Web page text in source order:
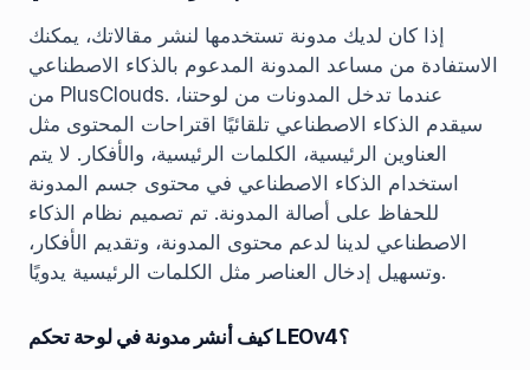
إذا كان لديك مدونة تستخدمها لنشر مقالاتك، يمكنك
الاستفادة من مساعد المدونة المدعوم بالذكاء الاصطناعي
من PlusClouds. عندما تدخل المدونات من لوحتنا،
سيقدم الذكاء الاصطناعي تلقائيًا اقتراحات المحتوى مثل
العناوين الرئيسية، الكلمات الرئيسية، والأفكار. لا يتم
استخدام الذكاء الاصطناعي في محتوى جسم المدونة
للحفاظ على أصالة المدونة. تم تصميم نظام الذكاء
الاصطناعي لدينا لدعم محتوى المدونة، وتقديم الأفكار،
وتسهيل إدخال العناصر مثل الكلمات الرئيسية يدويًا.
كيف أنشر مدونة في لوحة تحكم LEOv4؟